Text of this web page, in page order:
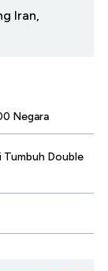
Iran,
Negara
Tumbuh Double